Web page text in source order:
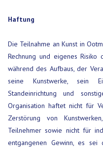
Haftung
Die Teilnahme an Kunst in
Rechnung und eigenes
während des Aufbaus, der
seine Kunstwerke, sein
Standeinrichtung und
Organisation haftet nicht für
Zerstörung von
Teilnehmer sowie nicht für
entgangenen Gewinn, es